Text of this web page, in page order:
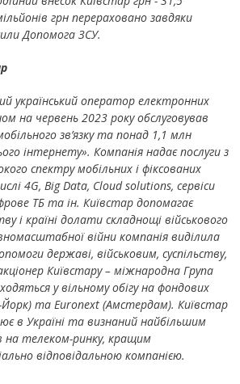
грн перераховано завдяки
Допомога ЗСУ.
український оператор електронних
на червень 2023 року обслуговував
зв’язку та понад 1,1 млн
інтернету». Компанія надає послуги з
спектру мобільних і фіксованих
4G, Big Data, Cloud solutions, сервіси
ТБ та ін. Київстар допомагає
і країні долати складнощі військового
війни компанія виділила
державі, військовим, суспільству,
Київстару – міжнародна Група
у вільному обігу на фондових
Йорк) та Euronext (Амстердам). Київстар
в Україні та визнаний найбільшим
телеком-ринку, кращим
відповідальною компанією.